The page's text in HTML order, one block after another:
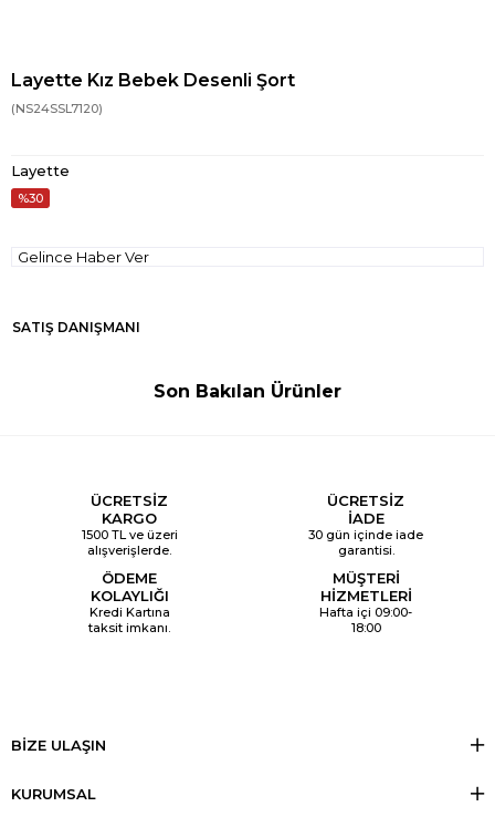
Layette Kız Bebek Desenli Şort
(NS24SSL7120)
Layette
30
Gelince Haber Ver
SATIŞ DANIŞMANI
Son Bakılan Ürünler
ÜCRETSİZ
KARGO
1500 TL ve üzeri
alışverişlerde.
ÜCRETSİZ
İADE
30 gün içinde iade
garantisi.
ÖDEME
KOLAYLIĞI
Kredi Kartına
taksit imkanı.
MÜŞTERİ
HİZMETLERİ
Hafta içi 09:00-
18:00
BİZE ULAŞIN
KURUMSAL